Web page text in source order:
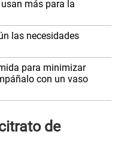
más para la
las necesidades
para minimizar
con un vaso
de